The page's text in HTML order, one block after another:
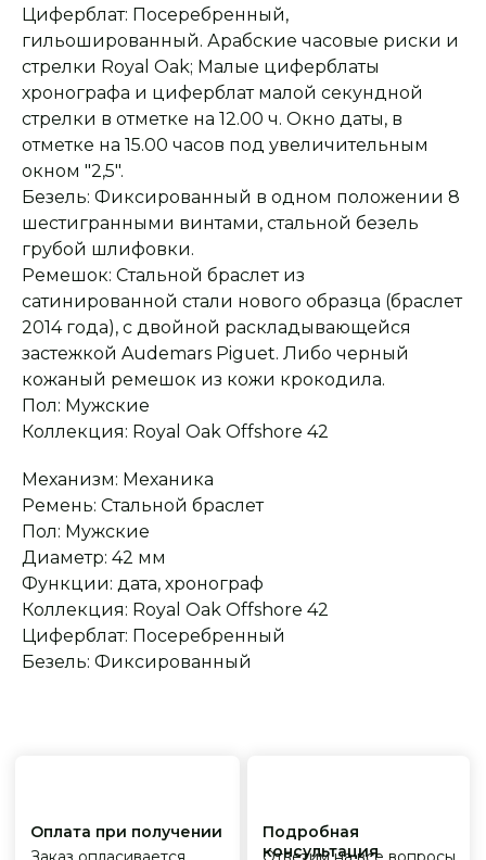
Циферблат: Посеребренный,
гильошированный. Арабские часовые риски и
стрелки Royal Oak; Малые циферблаты
хронографа и циферблат малой секундной
стрелки в отметке на 12.00 ч. Окно даты, в
отметке на 15.00 часов под увеличительным
окном "2,5".
Безель: Фиксированный в одном положении 8
шестигранными винтами, стальной безель
грубой шлифовки.
Ремешок: Стальной браслет из
сатинированной стали нового образца (браслет
2014 года), с двойной раскладывающейся
застежкой Audemars Piguet. Либо черный
кожаный ремешок из кожи крокодила.
Пол: Мужские
Коллекция: Royal Oak Offshore 42
Механизм: Механика
Ремень: Стальной браслет
Пол: Мужские
Диаметр: 42 мм
Функции: дата, хронограф
Коллекция: Royal Oak Offshore 42
Циферблат: Посеребренный
Безель: Фиксированный
Оплата при получении
Заказ опласивается
осмотра товара
Подробная
консультация
Ответим на все вопросы
и поможем с выбором
Сервисное
обслуживание
На все товары
распространяется
гарантийные
обязательства
Превосходное исполнение